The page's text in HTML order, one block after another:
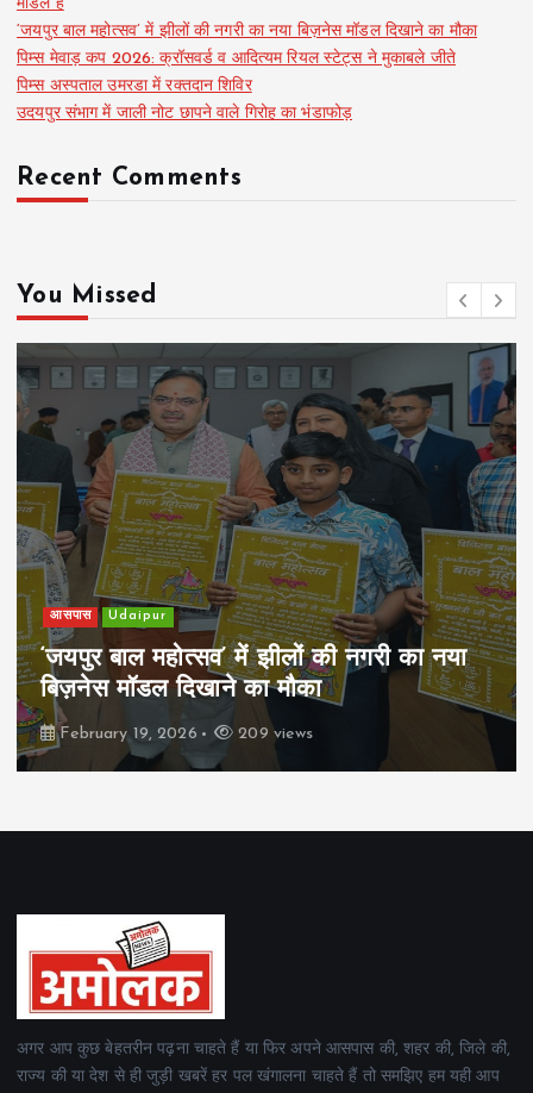
मॉडल है
‘जयपुर बाल महोत्सव’ में झीलों की नगरी का नया बिज़नेस मॉडल दिखाने का मौका
पिम्स मेवाड़ कप 2026: क्रॉसवर्ड व आदित्यम रियल स्टेट्स ने मुकाबले जीते
पिम्स अस्पताल उमरडा में रक्तदान शिविर
उदयपुर संभाग में जाली नोट छापने वाले गिरोह का भंडाफोड़
Recent Comments
You Missed
खेल Udaipur
पिम्स मेवाड़ कप 2026: क्रॉसवर्ड व आदित्यम
रियल स्टेट्स ने मुकाबले जीते
February 19, 2026 161 views
अगर आप कुछ बेहतरीन पढ़ना चाहते हैं या फिर अपने आसपास की, शहर की, जिले की,
राज्य की या देश से ही जुड़ी खबरें हर पल खंगालना चाहते हैं तो समझिए हम यही आप